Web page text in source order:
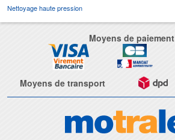
Nettoyage haute pression
Moyens de paiement
Moyens de transport